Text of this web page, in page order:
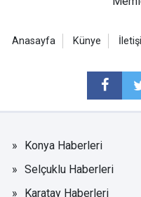
Anasayfa Künye
Konya Haberleri
Selçuklu Haberleri
Karatay Haberleri